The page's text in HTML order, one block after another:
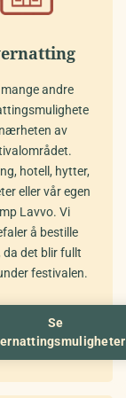
mange andre
av
hotell, hytter,
eller vår egen
Lavvo. Vi
å bestille
da det blir fullt
festivalen.
Se